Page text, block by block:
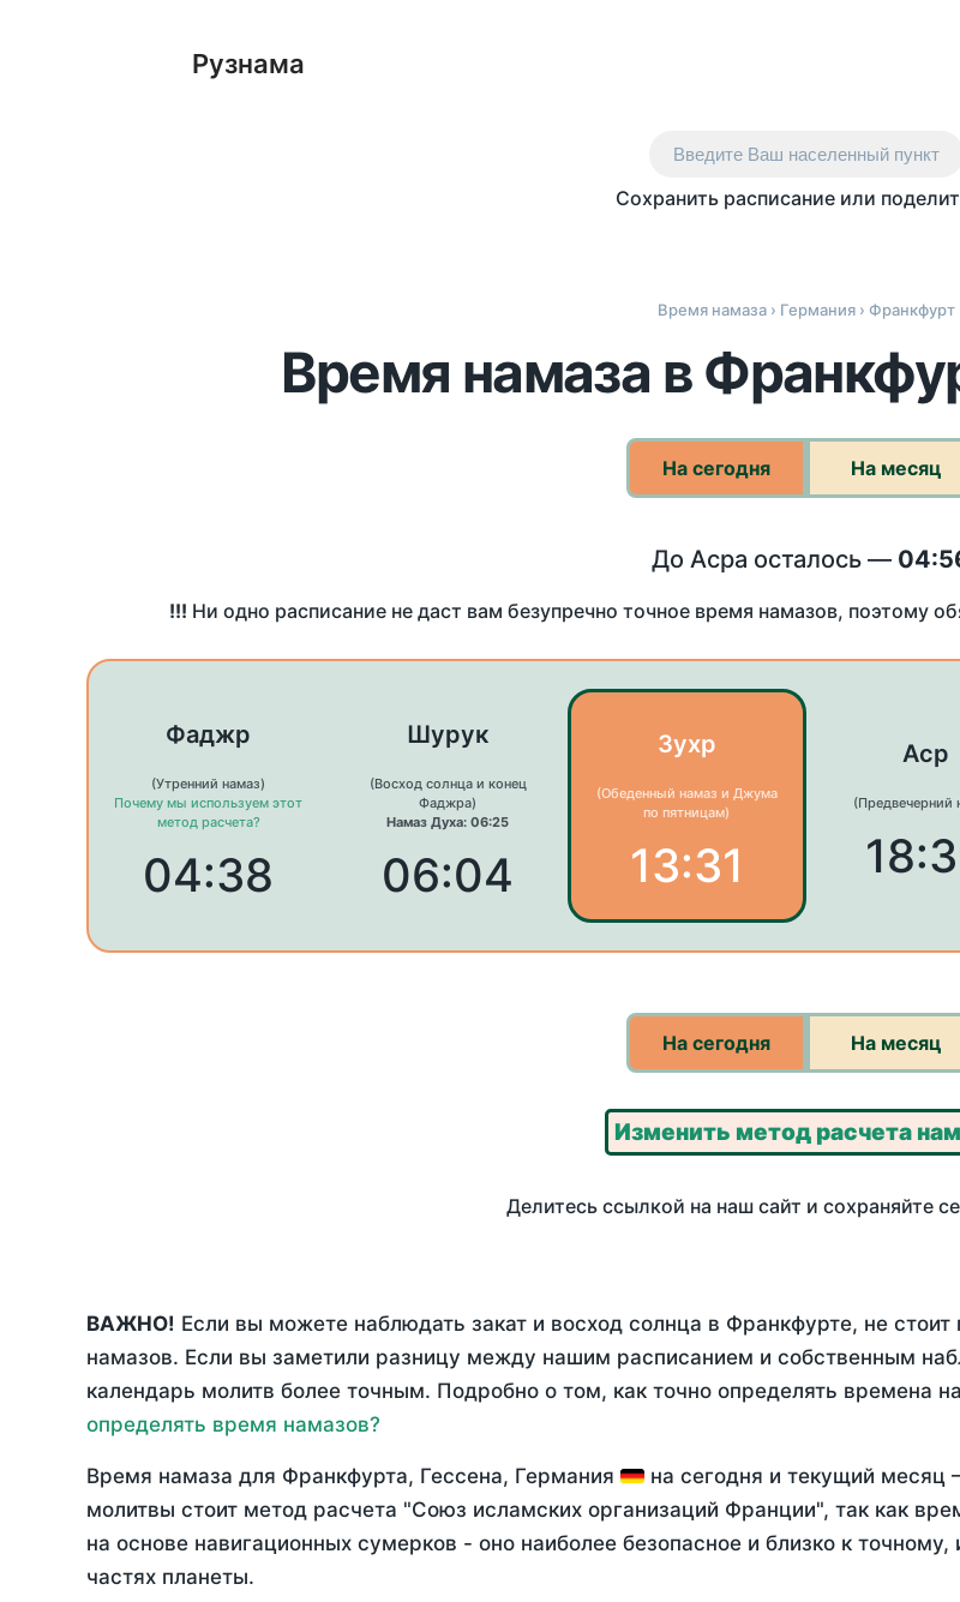
Рузнама
Введите Ваш населенный пункт
Сохранить расписание или
Время намаза › Германия › Франкфурт
Время намаза в
На сегодня На месяц
До Асра осталось —
!!! Ни одно расписание не даст вам безупречно точное время намазов, поэтому
Фаджр
(Утренний намаз)
Почему мы используем этот
метод расчета?
04:38
Шурук
(Восход солнца и конец
Фаджра)
Намаз Духа: 06:25
06:04
Зухр
(Обеденный намаз и Джума
по пятницам)
13:31
Аср
(Предвечерний
На сегодня На месяц
Изменить метод расчета
Делитесь ссылкой на наш сайт и сохраняйте
ВАЖНО! Если вы можете наблюдать закат и восход солнца в Франкфурте, не
намазов. Если вы заметили разницу между нашим расписанием и собственным
календарь молитв более точным. Подробно о том, как точно определять времена
определять время намазов?
Время намаза для Франкфурта, Гессена, Германия на сегодня и текущий месяц
молитвы стоит метод расчета "Союз исламских организаций Франции", так как
на основе навигационных сумерков - оно наиболее безопасное и близко к
частях планеты.